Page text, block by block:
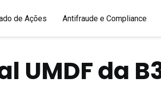
de Ações Antifraude e Compliance
UMDF da